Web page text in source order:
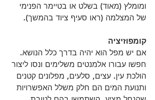
ומומלץ (מאוד) בשלט או בטיימר הפנימי
של המצלמה (ראו סעיף ציוד בהמשך).
קומפוזיציה
אם יש מפל הוא יהיה בדרך כלל הנושא.
חפשו עבורו אלמנטים משלימים ונסו ליצור
הולכת עין. עצים, סלעים, מפלונים קטנים
ותנועת המים הם חלק משלל האפשרויות